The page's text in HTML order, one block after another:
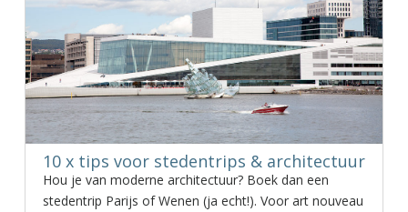
10 x tips voor stedentrips & architectuur
Hou je van moderne architectuur? Boek dan een
stedentrip Parijs of Wenen (ja echt!). Voor art nouveau